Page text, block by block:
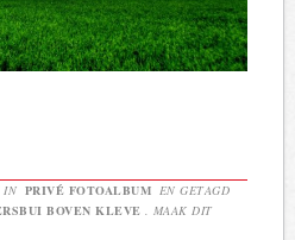
IN PRIVÉ FOTOALBUM EN GETAGD
BOVEN KLEVE
. MAAK DIT